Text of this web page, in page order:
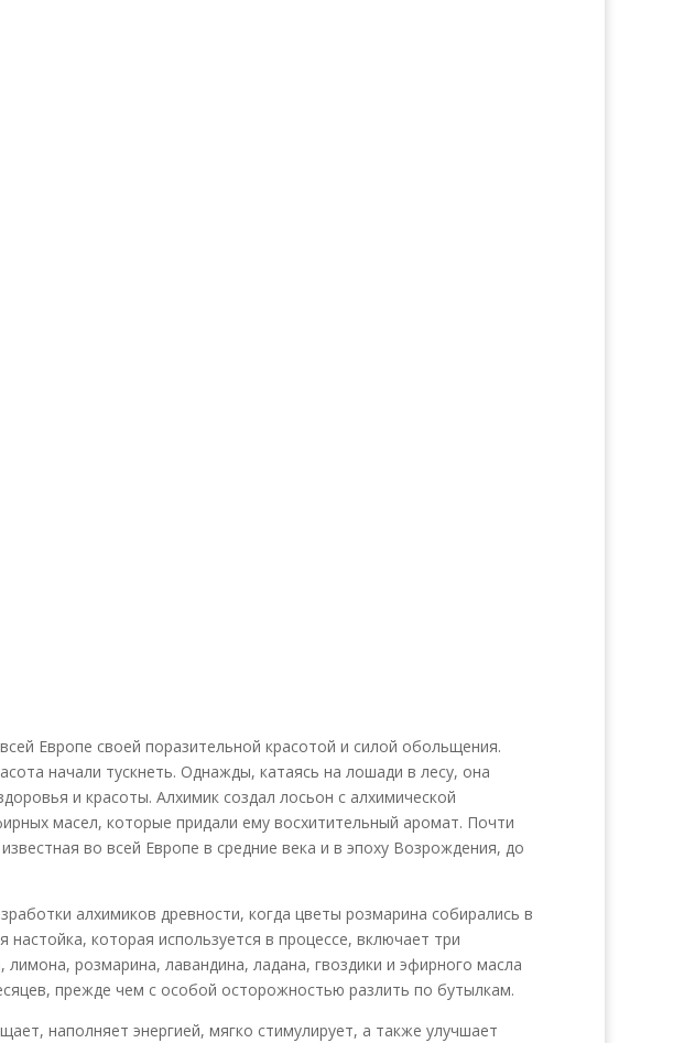
Европе своей поразительной красотой и силой обольщения.
начали тускнеть. Однажды, катаясь на лошади в лесу, она
и красоты. Алхимик создал лосьон с алхимической
масел, которые придали ему восхитительный аромат. Почти
во всей Европе в средние века и в эпоху Возрождения, до
алхимиков древности, когда цветы розмарина собирались в
которая используется в процессе, включает три
розмарина, лавандина, ладана, гвоздики и эфирного масла
прежде чем с особой осторожностью разлить по бутылкам.
наполняет энергией, мягко стимулирует, а также улучшает